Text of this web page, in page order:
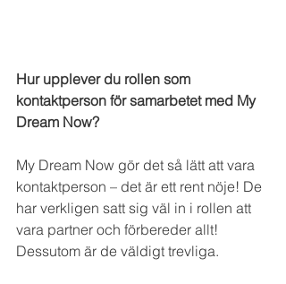
Hur upplever du rollen som
kontaktperson för samarbetet med My
Dream Now?
My Dream Now gör det så lätt att vara
kontaktperson – det är ett rent nöje! De
har verkligen satt sig väl in i rollen att
vara partner och förbereder allt!
Dessutom är de väldigt trevliga.